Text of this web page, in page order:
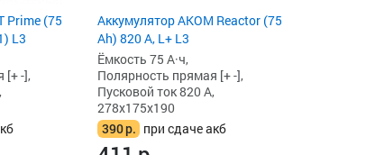
Prime (75
L3
[+ -],
Аккумулятор AKOM Reactor (75
Ah) 820 А, L+ L3
Ёмкость 75 А·ч,
Полярность прямая [+ -],
Пусковой ток 820 А,
278x175x190
390р. при сдаче акб